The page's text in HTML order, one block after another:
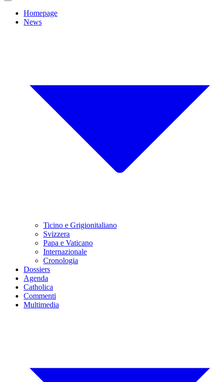
Homepage
News
Ticino e Grigionitaliano
Svizzera
Papa e Vaticano
Internazionale
Cronologia
Dossiers
Agenda
Catholica
Commenti
Multimedia